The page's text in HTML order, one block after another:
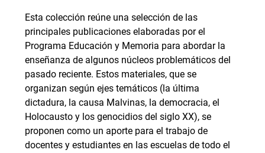
Esta colección reúne una selección de las
principales publicaciones elaboradas por el
Programa Educación y Memoria para abordar la
enseñanza de algunos núcleos problemáticos del
pasado reciente. Estos materiales, que se
organizan según ejes temáticos (la última
dictadura, la causa Malvinas, la democracia, el
Holocausto y los genocidios del siglo XX), se
proponen como un aporte para el trabajo de
docentes y estudiantes en las escuelas de todo el